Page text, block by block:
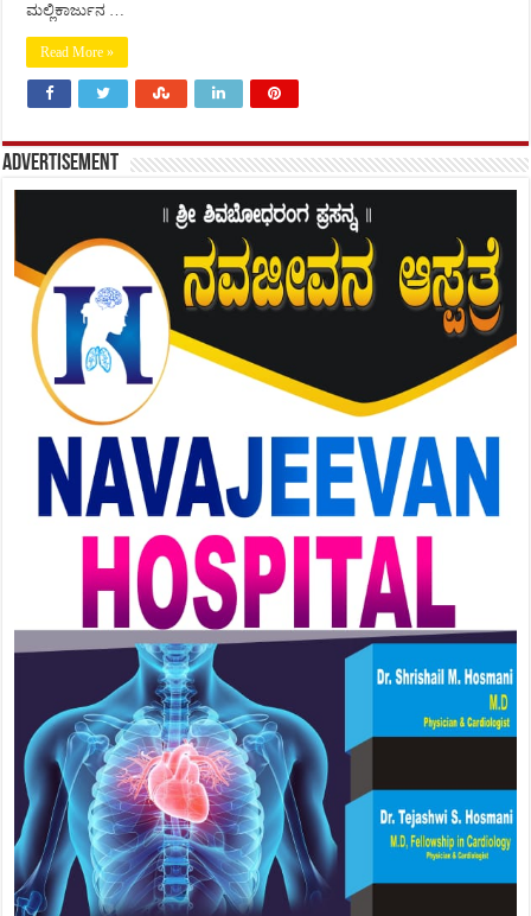
ಮಲ್ಲಿಕಾರ್ಜುನ …
Read More »
Advertisement